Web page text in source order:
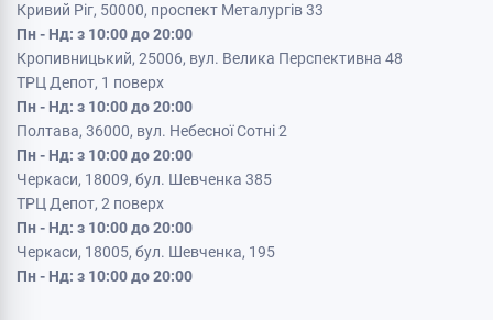
Кривий Ріг, 50000, проспект Металургів 33
Пн - Нд: з 10:00 до 20:00
Кропивницький, 25006, вул. Велика Перспективна 48
ТРЦ Депот, 1 поверх
Пн - Нд: з 10:00 до 20:00
Полтава, 36000, вул. Небесної Сотні 2
Пн - Нд: з 10:00 до 20:00
Черкаси, 18009, бул. Шевченка 385
ТРЦ Депот, 2 поверх
Пн - Нд: з 10:00 до 20:00
Черкаси, 18005, бул. Шевченка, 195
Пн - Нд: з 10:00 до 20:00